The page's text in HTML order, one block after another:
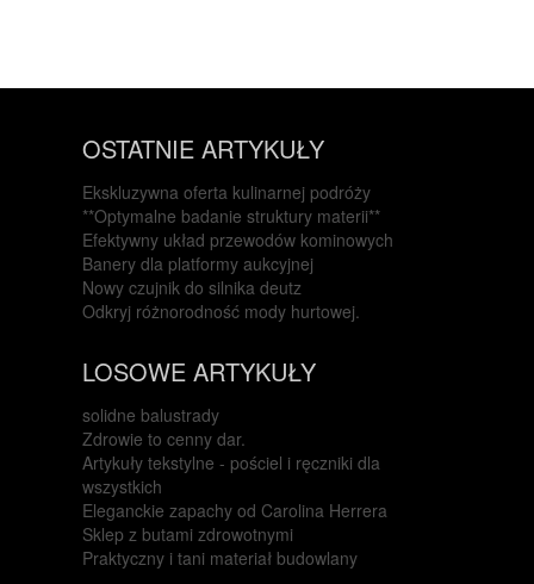
OSTATNIE ARTYKUŁY
Ekskluzywna oferta kulinarnej podróży
**Optymalne badanie struktury materii**
Efektywny układ przewodów kominowych
Banery dla platformy aukcyjnej
Nowy czujnik do silnika deutz
Odkryj różnorodność mody hurtowej.
LOSOWE ARTYKUŁY
solidne balustrady
Zdrowie to cenny dar.
Artykuły tekstylne - pościel i ręczniki dla
wszystkich
Eleganckie zapachy od Carolina Herrera
Sklep z butami zdrowotnymi
Praktyczny i tani materiał budowlany